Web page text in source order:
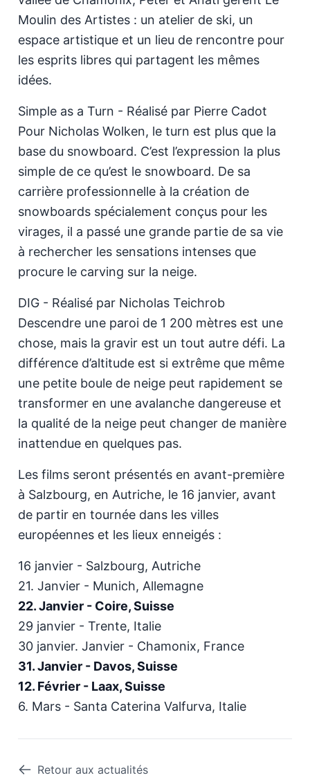
Moulin des Artistes : un atelier de ski, un
espace artistique et un lieu de rencontre pour
les esprits libres qui partagent les mêmes
idées.
Simple as a Turn - Réalisé par Pierre Cadot
Pour Nicholas Wolken, le turn est plus que la
base du snowboard. C’est l’expression la plus
simple de ce qu’est le snowboard. De sa
carrière professionnelle à la création de
snowboards spécialement conçus pour les
virages, il a passé une grande partie de sa vie
à rechercher les sensations intenses que
procure le carving sur la neige.
DIG - Réalisé par Nicholas Teichrob
Descendre une paroi de 1 200 mètres est une
chose, mais la gravir est un tout autre défi. La
différence d’altitude est si extrême que même
une petite boule de neige peut rapidement se
transformer en une avalanche dangereuse et
la qualité de la neige peut changer de manière
inattendue en quelques pas.
Les films seront présentés en avant-première
à Salzbourg, en Autriche, le 16 janvier, avant
de partir en tournée dans les villes
européennes et les lieux enneigés :
16 janvier - Salzbourg, Autriche
21. Janvier - Munich, Allemagne
22. Janvier - Coire, Suisse
29 janvier - Trente, Italie
30 janvier. Janvier - Chamonix, France
31. Janvier - Davos, Suisse
12. Février - Laax, Suisse
6. Mars - Santa Caterina Valfurva, Italie
Retour aux actualités